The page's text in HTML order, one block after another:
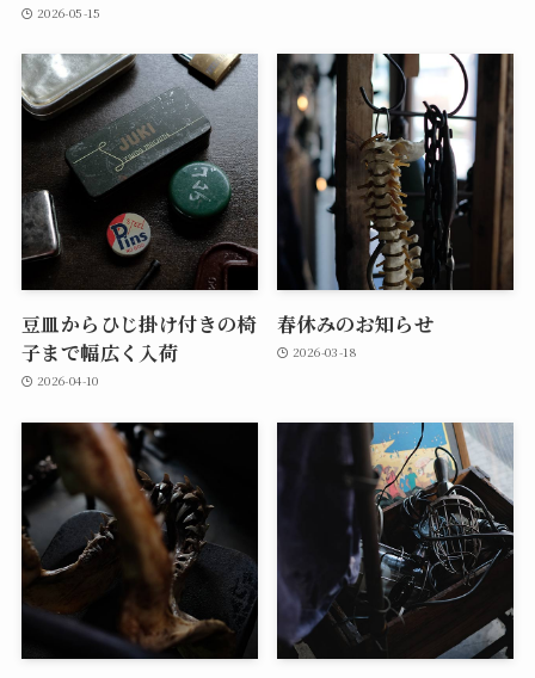
2026-05-15
豆皿からひじ掛け付きの椅
子まで幅広く入荷
2026-04-10
春休みのお知らせ
2026-03-18